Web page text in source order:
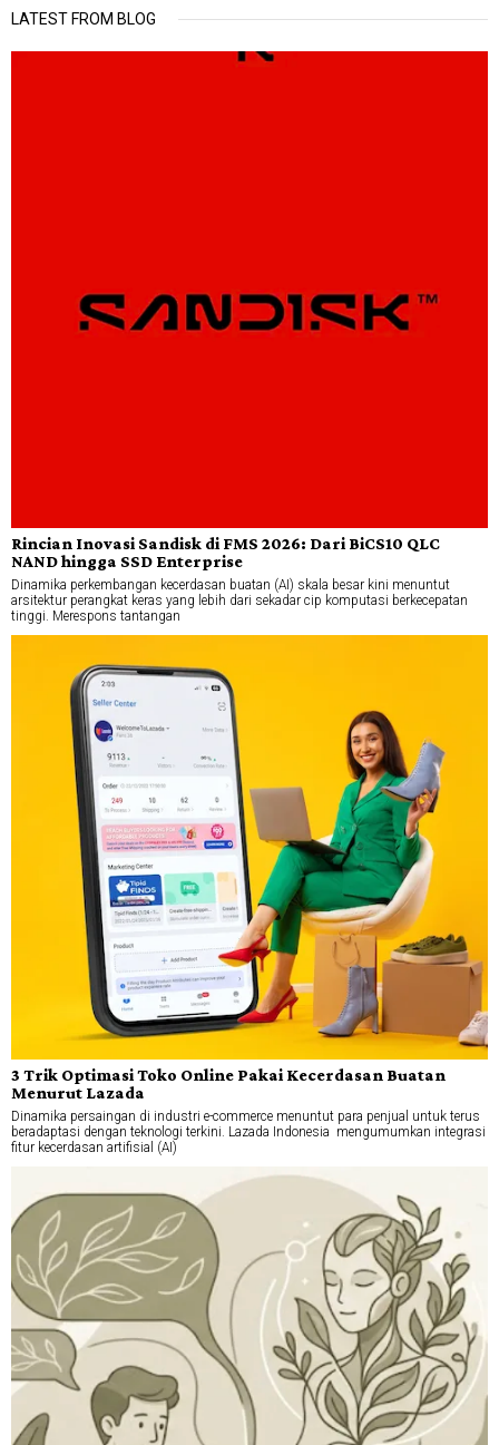
LATEST FROM BLOG
Rincian Inovasi Sandisk di FMS 2026: Dari BiCS10 QLC
NAND hingga SSD Enterprise
Dinamika perkembangan kecerdasan buatan (AI) skala besar kini menuntut
arsitektur perangkat keras yang lebih dari sekadar cip komputasi berkecepatan
tinggi. Merespons tantangan
3 Trik Optimasi Toko Online Pakai Kecerdasan Buatan
Menurut Lazada
Dinamika persaingan di industri e-commerce menuntut para penjual untuk terus
beradaptasi dengan teknologi terkini. Lazada Indonesia mengumumkan integrasi
fitur kecerdasan artifisial (AI)